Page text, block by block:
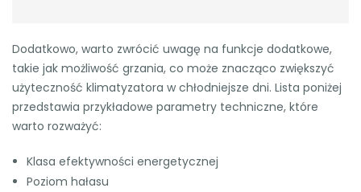
Dodatkowo, warto zwrócić uwagę na funkcje dodatkowe,
takie jak możliwość grzania, co może znacząco zwiększyć
użyteczność klimatyzatora w chłodniejsze dni. Lista poniżej
przedstawia przykładowe parametry techniczne, które
warto rozważyć:
Klasa efektywności energetycznej
Poziom hałasu